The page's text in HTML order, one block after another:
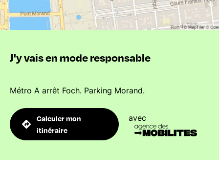
J'y vais en mode responsable
Métro A arrêt Foch. Parking Morand.
Calculer mon
itinéraire
avec